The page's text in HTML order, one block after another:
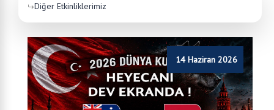
Diğer Etkinliklerimiz
14 Haziran 2026